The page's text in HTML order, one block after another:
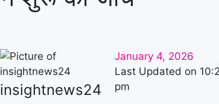
insightnews24
January 4, 2026
Last Updated on
pm